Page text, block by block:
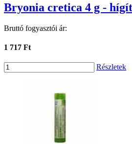
Bryonia cretica 4 g -
Bruttó fogyasztói ár:
1 717 Ft
Részletek